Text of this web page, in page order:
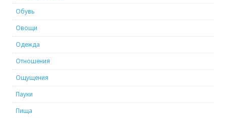
Обувь
Овощи
Одежда
Отношения
Ощущения
Пауки
Пища